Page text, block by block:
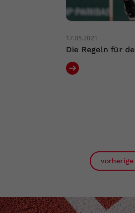
17.05.2021
Die Regeln für
vorherige